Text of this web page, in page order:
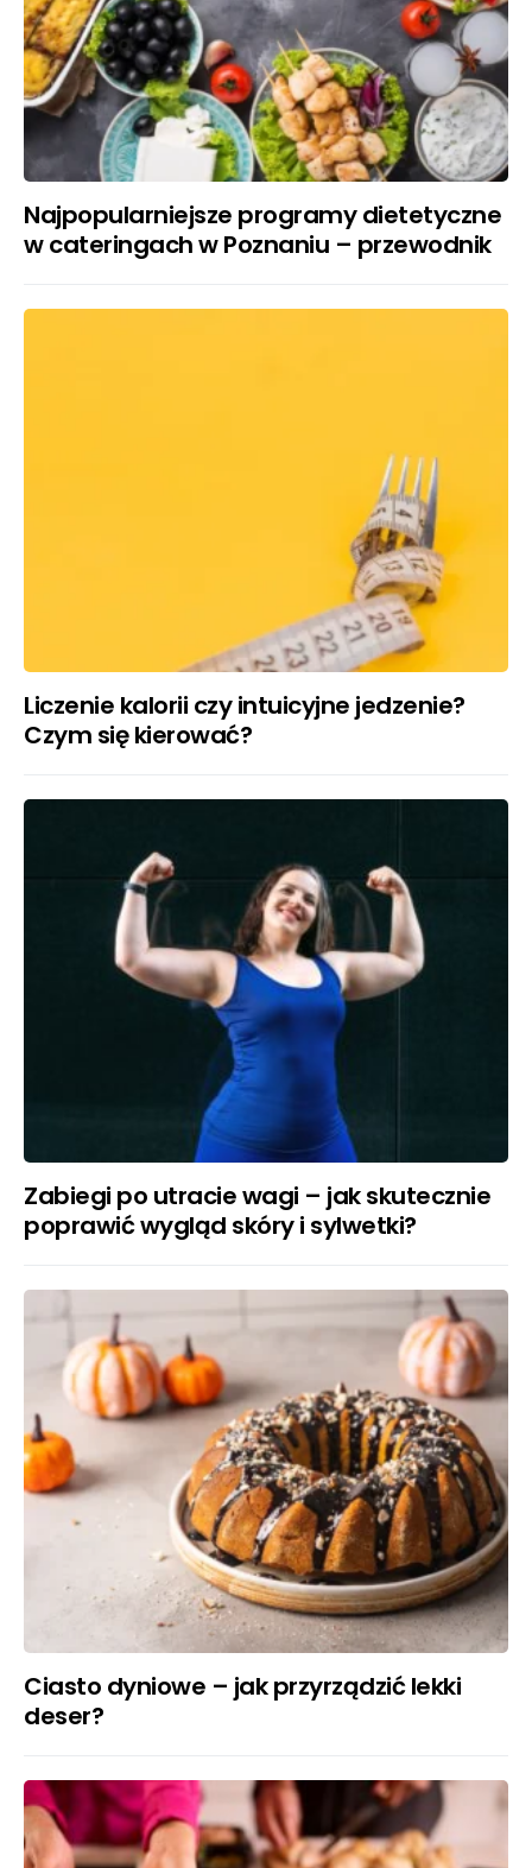
Najpopularniejsze programy dietetyczne
w cateringach w Poznaniu – przewodnik
Liczenie kalorii czy intuicyjne jedzenie?
Czym się kierować?
Zabiegi po utracie wagi – jak skutecznie
poprawić wygląd skóry i sylwetki?
Ciasto dyniowe – jak przyrządzić lekki
deser?